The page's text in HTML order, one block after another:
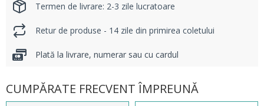
Termen de livrare: 2-3 zile lucratoare
Retur de produse - 14 zile din primirea coletului
Plată la livrare, numerar sau cu cardul
CUMPĂRATE FRECVENT ÎMPREUNĂ